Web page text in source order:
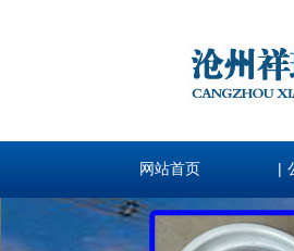
网站首页 |